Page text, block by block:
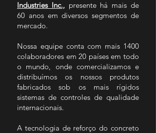
Industries Inc.,presente há mais de
60 anos em diversos segmentos de
mercado.
Nossa equipe conta com mais 1400
colaboradores em 20 países em todo
o mundo, onde comercializamos e
distribuímos os nossos produtos
fabricados sob os mais rígidos
sistemas de controles de qualidade
internacionais.
A tecnologia de reforço do concreto